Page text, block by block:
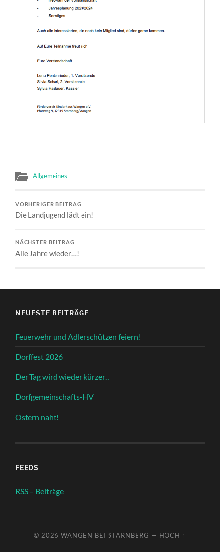
Allgemeines
VORHERIGER BEITRAG
Die Landjugend lädt ein!
NÄCHSTER BEITRAG
Alle Jahre wieder…!
NEUESTE BEITRÄGE
Feuerwehr und Adlerschützen feiern!
Dorffest 2026
Der Tag wird wieder kürzer…
Dorfgemeinschafts-HV
Ostern naht!
FEEDS
RSS – Beiträge
© 2026 WANGEN BEI STARNBERG — HOCH ↑